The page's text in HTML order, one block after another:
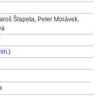
Šlapeta, Peter Morávek,
)